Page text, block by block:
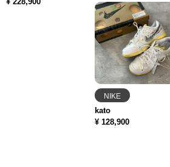
NIKE
kato
¥ 128,900